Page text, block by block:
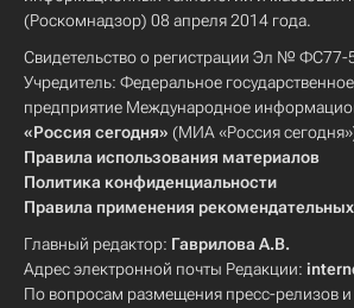
(Роскомнадзор) 08 апреля 2014 года.
Свидетельство о регистрации Эл № ФС77-
Учредитель: Федеральное
предприятие Международное
«Россия сегодня» (МИА «Россия
Правила использования материалов
Политика конфиденциальности
Правила применения рекомендательных
Главный редактор: Гаврилова А.В.
Адрес электронной почты Редакции:
По вопросам размещения пресс-релизов